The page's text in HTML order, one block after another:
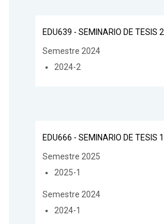
EDU639 - SEMINARIO DE TESIS 2
Semestre 2024
2024-2
EDU666 - SEMINARIO DE TESIS 1
Semestre 2025
2025-1
Semestre 2024
2024-1